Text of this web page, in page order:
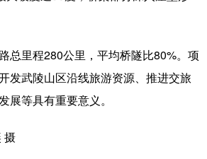
贵州 云南 西藏
甘肃 青海
蒙古
里程280公里，平均桥隧比80%。项
发武陵山区沿线旅游资源、推进交旅
展等具有重要意义。
摄